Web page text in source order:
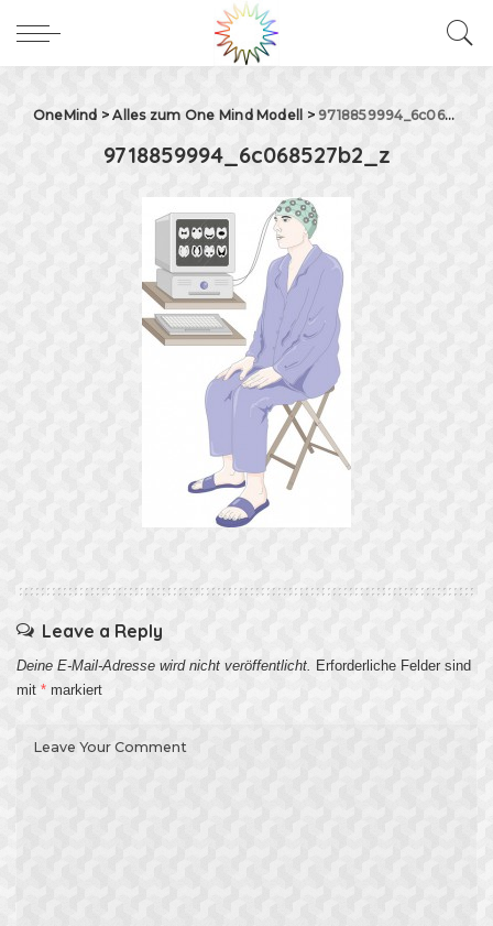
OneMind >Alles zum One Mind Modell >9718859994_6c068527b2_z
9718859994_6c068527b2_z
Leave a Reply
Deine E-Mail-Adresse wird nicht veröffentlicht. Erforderliche Felder sind
mit * markiert